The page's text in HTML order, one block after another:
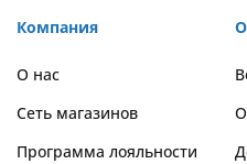
Компания
О нас
Сеть магазинов
Программа лояльности